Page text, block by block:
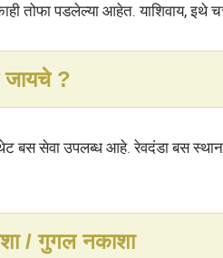
काही तोफा पडलेल्या आहेत.
जायचे ?
बस सेवा उपलब्ध आहे. रेवदंडा बस
/ गुगल नकाशा